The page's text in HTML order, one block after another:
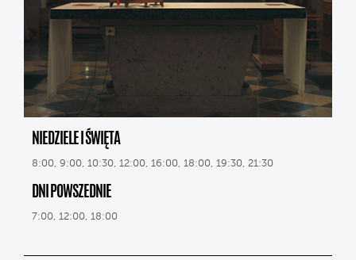
NIEDZIELE I ŚWIĘTA
8:00, 9:00, 10:30, 12:00, 16:00, 18:00, 19:30, 21:30
DNI POWSZEDNIE
7:00, 12:00, 18:00